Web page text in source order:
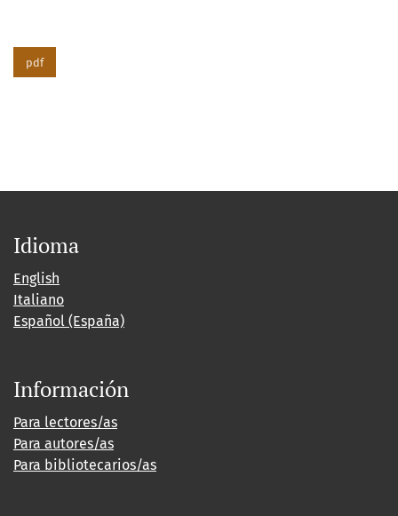
pdf
Idioma
English
Italiano
Español (España)
Información
Para lectores/as
Para autores/as
Para bibliotecarios/as